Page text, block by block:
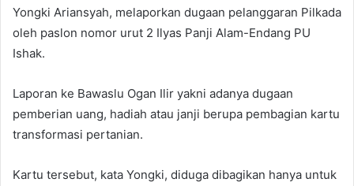
Yongki Ariansyah, melaporkan dugaan pelanggaran Pilkada
oleh paslon nomor urut 2 Ilyas Panji Alam-Endang PU
Ishak.
Laporan ke Bawaslu Ogan Ilir yakni adanya dugaan
pemberian uang, hadiah atau janji berupa pembagian kartu
transformasi pertanian.
Kartu tersebut, kata Yongki, diduga dibagikan hanya untuk